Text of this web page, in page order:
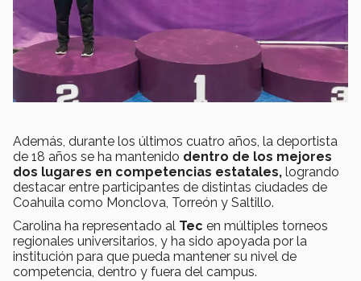
Además, durante los últimos cuatro años, la deportista
de 18 años se ha mantenido dentro de los mejores
dos lugares en competencias estatales, logrando
destacar entre participantes de distintas ciudades de
Coahuila como Monclova, Torreón y Saltillo.
Carolina ha representado al Tec en múltiples torneos
regionales universitarios, y ha sido apoyada por la
institución para que pueda mantener su nivel de
competencia, dentro y fuera del campus.